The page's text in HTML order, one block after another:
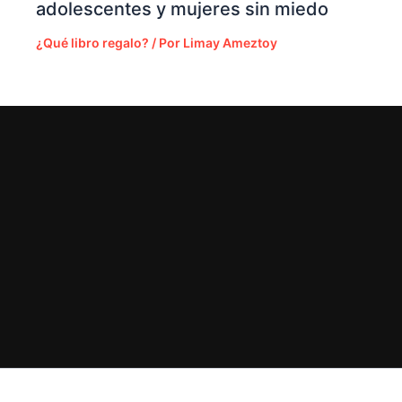
adolescentes y mujeres sin miedo
¿Qué libro regalo? / Por Limay Ameztoy